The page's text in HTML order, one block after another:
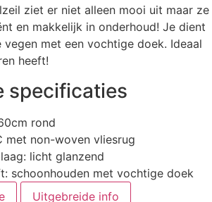
ziet er niet alleen mooi uit maar ze
en makkelijk in onderhoud! Je dient
vegen met een vochtige doek. Ideaal
heeft!
specificaties
rond
met non-woven vliesrug
licht glanzend
schoonhouden met vochtige doek
Uitgebreide info